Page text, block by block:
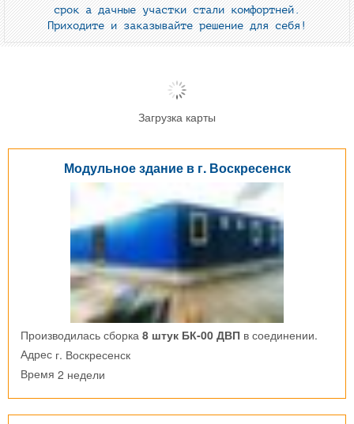
срок а дачные участки стали комфортней.
Приходите и заказывайте решение для себя!
Загрузка карты
Модульное здание в г. Воскресенск
Производилась сборка 8 штук БК-00 ДВП в соединении.
Адрес г. Воскресенск
Время 2 недели